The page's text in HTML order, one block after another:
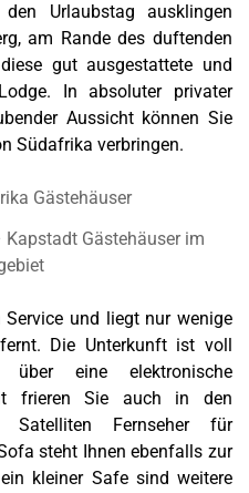
Urlaubstag ausklingen
am Rande des duftenden
gut ausgestattete und
In absoluter privater
Aussicht können Sie
Südafrika verbringen.
Gästehäuser im
und liegt nur wenige
Die Unterkunft ist voll
eine elektronische
frieren Sie auch in den
Satelliten Fernseher für
steht Ihnen ebenfalls zur
kleiner Safe sind weitere